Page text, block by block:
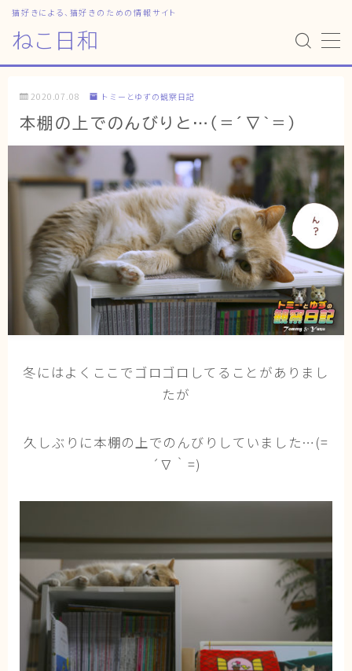
ねこ日和
猫好きによる、猫好きのための情報サイト
MENU
ねこ日和
どっちがいい？
猫暮らしの平均
猫のなぜ？
ゆずとシンバの日常
ねこの部屋
猫の健康・ケア関連
猫と人間の共生・社会問題
猫との暮らし・生活設計
猫の可愛さ発見シリーズ
猫と暮らす快適環境づくり
ねこの飼い方
基本ガイド（ねこの飼い方、しつけ、食事）
健康管理（病気・ケア・病院情報）
行動と心理（ねこの習性、気持ちの読み方）
2020.07.08 トミーとゆずの観察日記
本棚の上でのんびりと…(=´∇｀=)
冬にはよくここでゴロゴロしてることがありまし
たが
久しぶりに本棚の上でのんびりしていました…(=
´∇｀=)